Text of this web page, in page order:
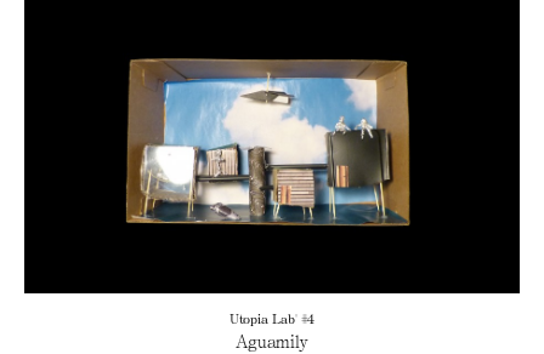
Utopia Lab' #4
Aguamily